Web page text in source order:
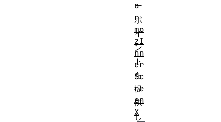
ー
ポ
イ
ン
ト
を
提
供
し
a
r
mo
zI
nn
er
Sc
re
en
X